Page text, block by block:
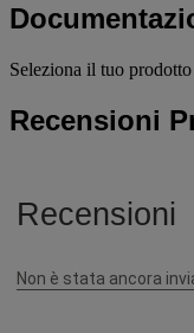
Seleziona il tuo
Recensioni